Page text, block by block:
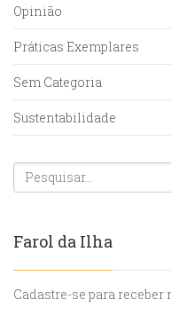
Opinião
Práticas Exemplares
Sem Categoria
Sustentabilidade
Farol da Ilha
Cadastre-se para